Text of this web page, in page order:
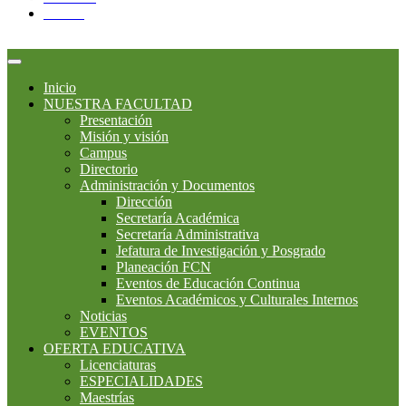
Inicio
NUESTRA FACULTAD
Presentación
Misión y visión
Campus
Directorio
Administración y Documentos
Dirección
Secretaría Académica
Secretaría Administrativa
Jefatura de Investigación y Posgrado
Planeación FCN
Eventos de Educación Continua
Eventos Académicos y Culturales Internos
Noticias
EVENTOS
OFERTA EDUCATIVA
Licenciaturas
ESPECIALIDADES
Maestrías